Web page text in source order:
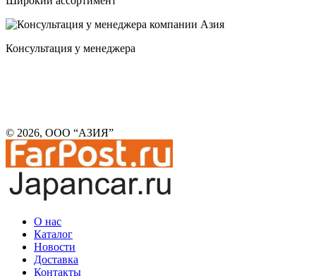
Консультация у менеджера
© 2026, ООО “АЗИЯ”
О нас
Каталог
Новости
Доставка
Контакты